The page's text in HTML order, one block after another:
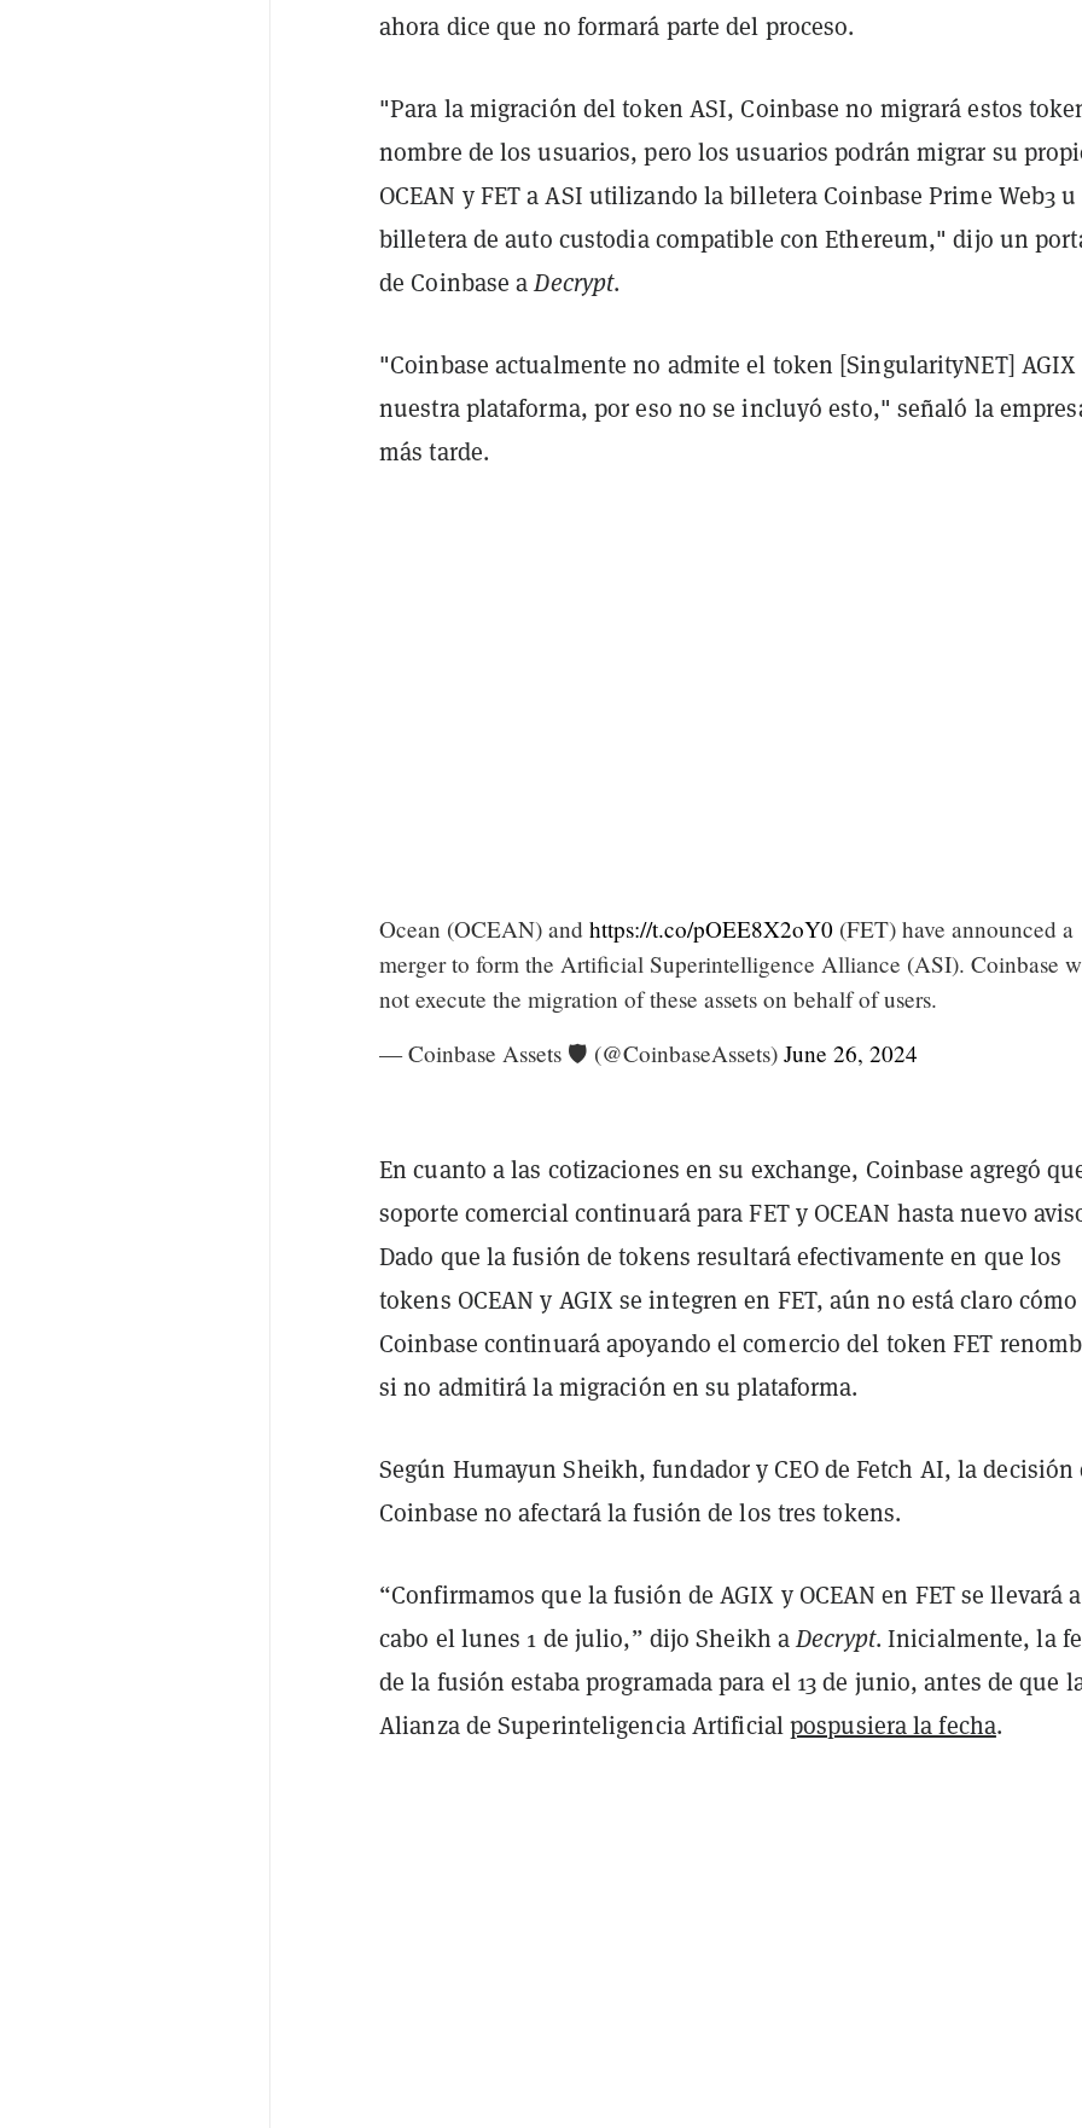
ahora dice que no formará parte del proceso.
"Para la migración del token ASI, Coinbase no migrará estos
nombre de los usuarios, pero los usuarios podrán migrar su
OCEAN y FET a ASI utilizando la billetera Coinbase Prime Web3
billetera de auto custodia compatible con Ethereum," dijo un
de Coinbase aDecrypt.
"Coinbase actualmente no admite el token [SingularityNET] AGIX
nuestra plataforma, por eso no se incluyó esto," señaló la
más tarde.
Ocean (OCEAN) and https://t.co/pOEE8X2oY0 (FET) have announced a
merger to form the Artificial Superintelligence Alliance (ASI). Coinbase
not execute the migration of these assets on behalf of users.
— Coinbase Assets 🛡️ (@CoinbaseAssets) June 26, 2024
En cuanto a las cotizaciones en su exchange, Coinbase agregó
soporte comercial continuará para FET y OCEAN hasta nuevo
Dado que la fusión de tokens resultará efectivamente en que los
tokens OCEAN y AGIX se integren en FET, aún no está claro cómo
Coinbase continuará apoyando el comercio del token FET
si no admitirá la migración en su plataforma.
Según Humayun Sheikh, fundador y CEO de Fetch AI, la decisión
Coinbase no afectará la fusión de los tres tokens.
“Confirmamos que la fusión de AGIX y OCEAN en FET se llevará a
cabo el lunes 1 de julio,” dijo Sheikh aDecrypt. Inicialmente, la
de la fusión estaba programada para el 13 de junio, antes de que
Alianza de Superinteligencia Artificialpospusiera la fecha.